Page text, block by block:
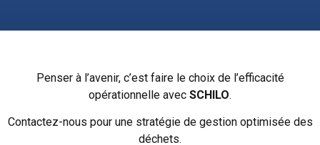
Penser à l’avenir, c’est faire le choix de l’efficacité
opérationnelle avec SCHILO.
Contactez-nous pour une stratégie de gestion optimisée des
déchets.